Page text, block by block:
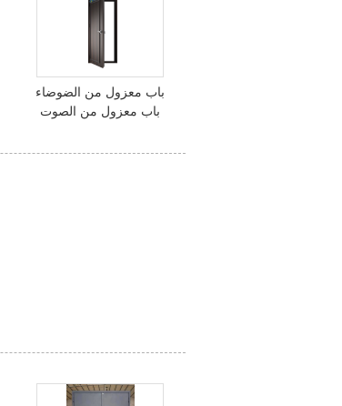
باب معزول من الضوضاء
باب معزول من الصوت